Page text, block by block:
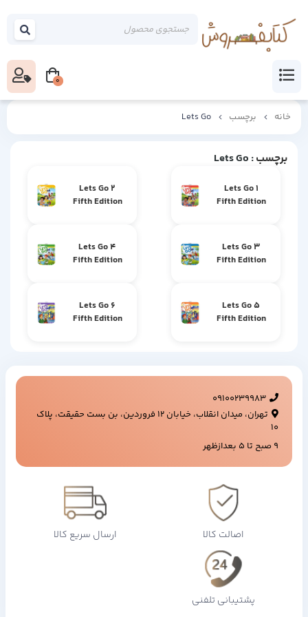
خانه برچسب Lets Go
برچسب: Lets Go
Lets Go 1
Fifth Edition
Lets Go 2
Fifth Edition
Lets Go 3
Fifth Edition
Lets Go 4
Fifth Edition
Lets Go 5
Fifth Edition
Lets Go 6
Fifth Edition
09100239983
تهران، میدان انقلاب، خیابان ۱۲ فروردین، بن بست حقیقت، پلاک
۱۰
9 صبح تا 5 بعدازظهر
اصالت کالا ارسال سریع کالا
پشتیبانی تلفنی
0